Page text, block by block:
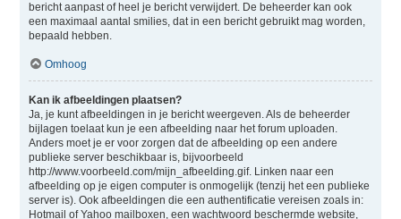
bericht aanpast of heel je bericht verwijdert. De beheerder kan ook
een maximaal aantal smilies, dat in een bericht gebruikt mag worden,
bepaald hebben.
Omhoog
Kan ik afbeeldingen plaatsen?
Ja, je kunt afbeeldingen in je bericht weergeven. Als de beheerder
bijlagen toelaat kun je een afbeelding naar het forum uploaden.
Anders moet je er voor zorgen dat de afbeelding op een andere
publieke server beschikbaar is, bijvoorbeeld
http://www.voorbeeld.com/mijn_afbeelding.gif. Linken naar een
afbeelding op je eigen computer is onmogelijk (tenzij het een publieke
server is). Ook afbeeldingen die een authentificatie vereisen zoals in:
Hotmail of Yahoo mailboxen, een wachtwoord beschermde website,